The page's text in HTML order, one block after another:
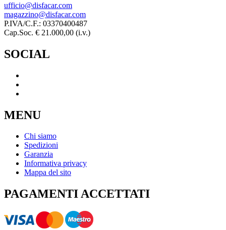
ufficio@disfacar.com
magazzino@disfacar.com
P.IVA/C.F.: 03370400487
Cap.Soc. € 21.000,00 (i.v.)
SOCIAL
MENU
Chi siamo
Spedizioni
Garanzia
Informativa privacy
Mappa del sito
PAGAMENTI ACCETTATI